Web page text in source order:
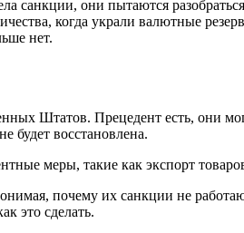
санкции, они пытаются
когда украли валютные
нет.
Штатов. Прецедент есть, они
будет восстановлена.
меры, такие как экспорт
почему их санкции не
это сделать.